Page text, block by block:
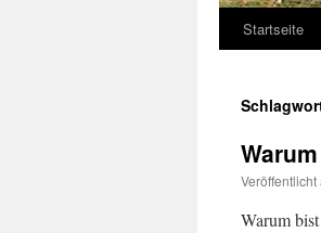
Startseite
Veröffentlicht
Warum